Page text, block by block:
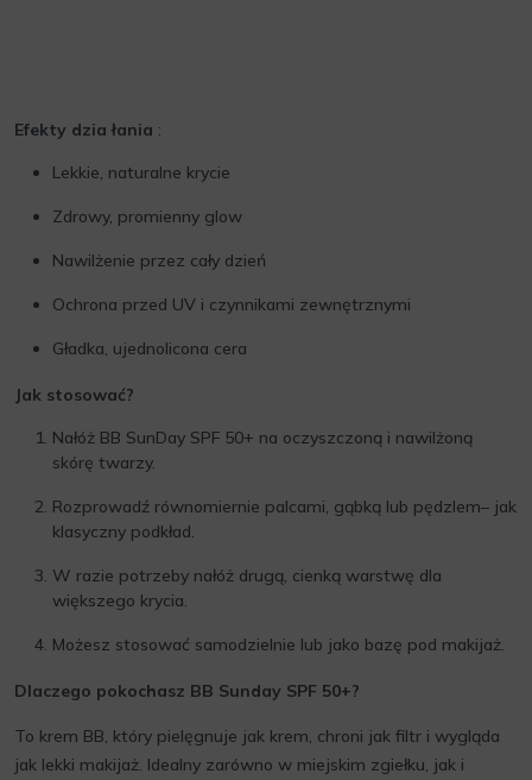
Efekty dzia łania :
Lekkie, naturalne krycie
Zdrowy, promienny glow
Nawilżenie przez cały dzień
Ochrona przed UV i czynnikami zewnętrznymi
Gładka, ujednolicona cera
Jak stosować?
Nałóż BB SunDay SPF 50+ na oczyszczoną i nawilżoną
skórę twarzy.
Rozprowadź równomiernie palcami, gąbką lub pędzlem– jak
klasyczny podkład.
W razie potrzeby nałóż drugą, cienką warstwę dla
większego krycia.
Możesz stosować samodzielnie lub jako bazę pod makijaż.
Dlaczego pokochasz BB Sunday SPF 50+?
To krem BB, który pielęgnuje jak krem, chroni jak filtr i wygląda
jak lekki makijaż. Idealny zarówno w miejskim zgiełku, jak i